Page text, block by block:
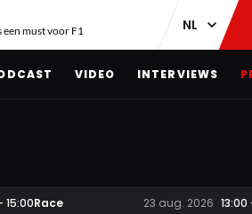
must voor F1
VIDEO INTERVIEWS
15:00Race 23 aug. 2026 13:00